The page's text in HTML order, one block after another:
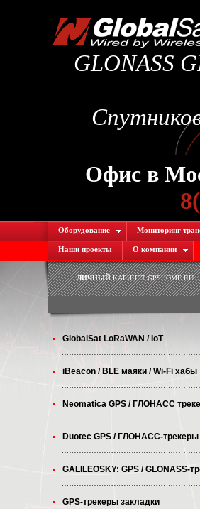
GLONASS
Офис в
Оборудование Мониторинг
Наши проекты О компании
ЛИЧНЫЙКАБИНЕТ GPSHOME.RU
GlobalSat LoRaWAN / IoT
iBeacon / BLE маяки / Wi-Fi хабы
Neomatica GPS / ГЛОНАСС
Duotec GPS / ГЛОНАСС-трекеры
GALILEOSKY: GPS / GLONASS-
GPS-трекеры закладки